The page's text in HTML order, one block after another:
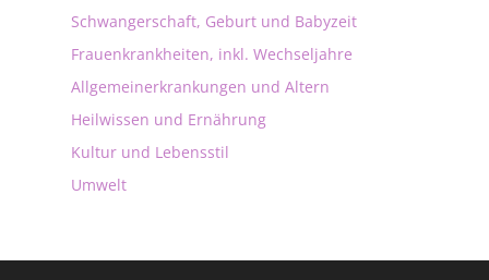
Schwangerschaft, Geburt und Babyzeit
Frauenkrankheiten, inkl. Wechseljahre
Allgemeinerkrankungen und Altern
Heilwissen und Ernährung
Kultur und Lebensstil
Umwelt